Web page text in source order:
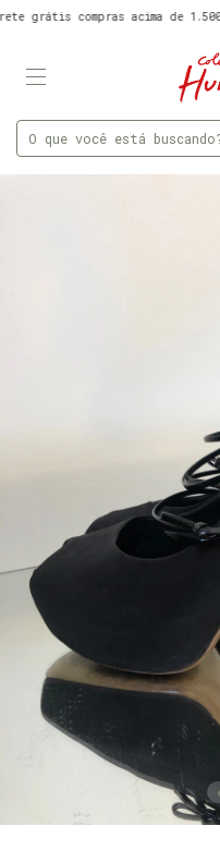
compras acima de 1.500